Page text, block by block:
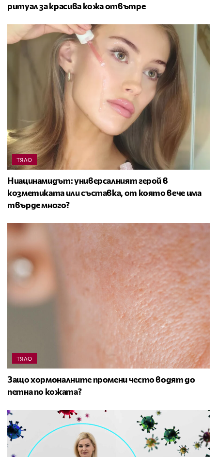
ритуал за красива кожа отвътре
ТЯЛО
Ниацинамидът: универсалният герой в
козметиката или съставка, от която вече има
твърде много?
ТЯЛО
Защо хормоналните промени често водят до
петна по кожата?